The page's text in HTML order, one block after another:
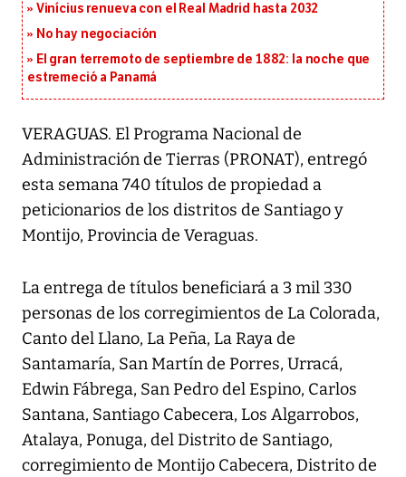
Vinícius renueva con el Real Madrid hasta 2032
No hay negociación
El gran terremoto de septiembre de 1882: la noche que
estremeció a Panamá
VERAGUAS. El Programa Nacional de
Administración de Tierras (PRONAT), entregó
esta semana 740 títulos de propiedad a
peticionarios de los distritos de Santiago y
Montijo, Provincia de Veraguas.
La entrega de títulos beneficiará a 3 mil 330
personas de los corregimientos de La Colorada,
Canto del Llano, La Peña, La Raya de
Santamaría, San Martín de Porres, Urracá,
Edwin Fábrega, San Pedro del Espino, Carlos
Santana, Santiago Cabecera, Los Algarrobos,
Atalaya, Ponuga, del Distrito de Santiago,
corregimiento de Montijo Cabecera, Distrito de